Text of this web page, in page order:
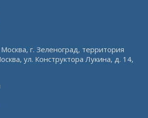
г. Зеленоград, территория
ул. Конструктора Лукина, д. 14,